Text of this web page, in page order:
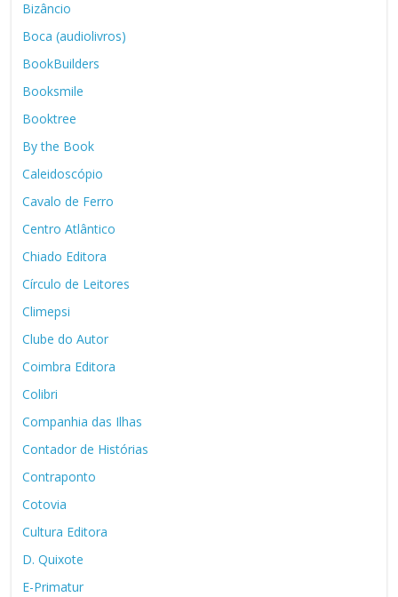
Bizâncio
Boca (audiolivros)
BookBuilders
Booksmile
Booktree
By the Book
Caleidoscópio
Cavalo de Ferro
Centro Atlântico
Chiado Editora
Círculo de Leitores
Climepsi
Clube do Autor
Coimbra Editora
Colibri
Companhia das Ilhas
Contador de Histórias
Contraponto
Cotovia
Cultura Editora
D. Quixote
E-Primatur